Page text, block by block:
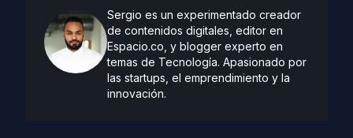
Sergio es un experimentado creador
de contenidos digitales, editor en
Espacio.co, y blogger experto en
temas de Tecnología. Apasionado por
las startups, el emprendimiento y la
innovación.